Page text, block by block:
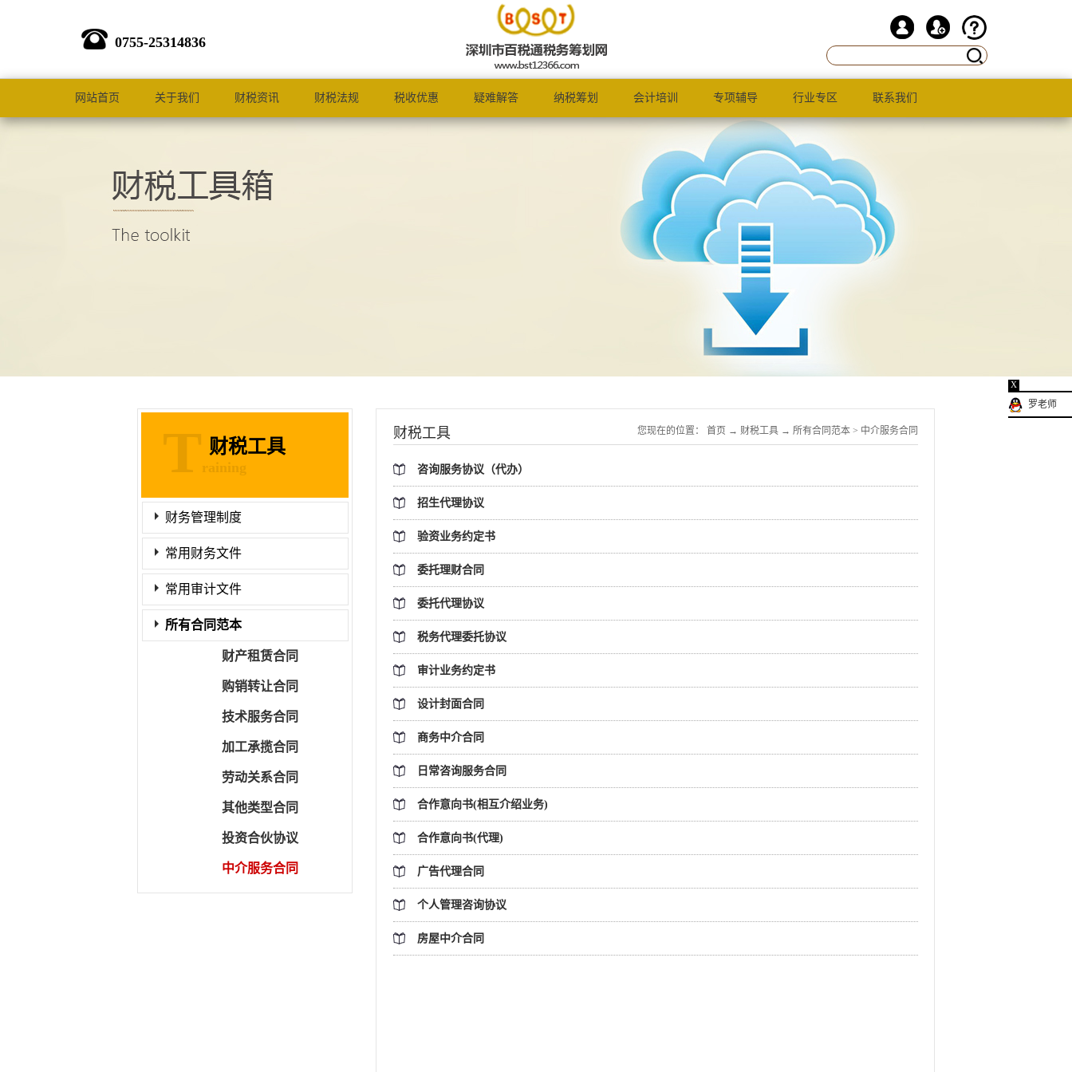
0755-25314836
网站首页 关于我们 财税资讯 财税法规 税收优惠 疑难解答 纳税筹划 会计培训 专项辅导 行业专区 联系我们
财税工具
Training
财务管理制度
常用财务文件
常用审计文件
所有合同范本
财产租赁合同
购销转让合同
技术服务合同
加工承揽合同
劳动关系合同
其他类型合同
投资合伙协议
中介服务合同
财税工具 您现在的位置： 首页 → 财税工具 → 所有合同范本> 中介服务合同
咨询服务协议（代办）
招生代理协议
验资业务约定书
委托理财合同
委托代理协议
税务代理委托协议
审计业务约定书
设计封面合同
商务中介合同
日常咨询服务合同
合作意向书(相互介绍业务)
合作意向书(代理)
广告代理合同
个人管理咨询协议
房屋中介合同
X
罗老师